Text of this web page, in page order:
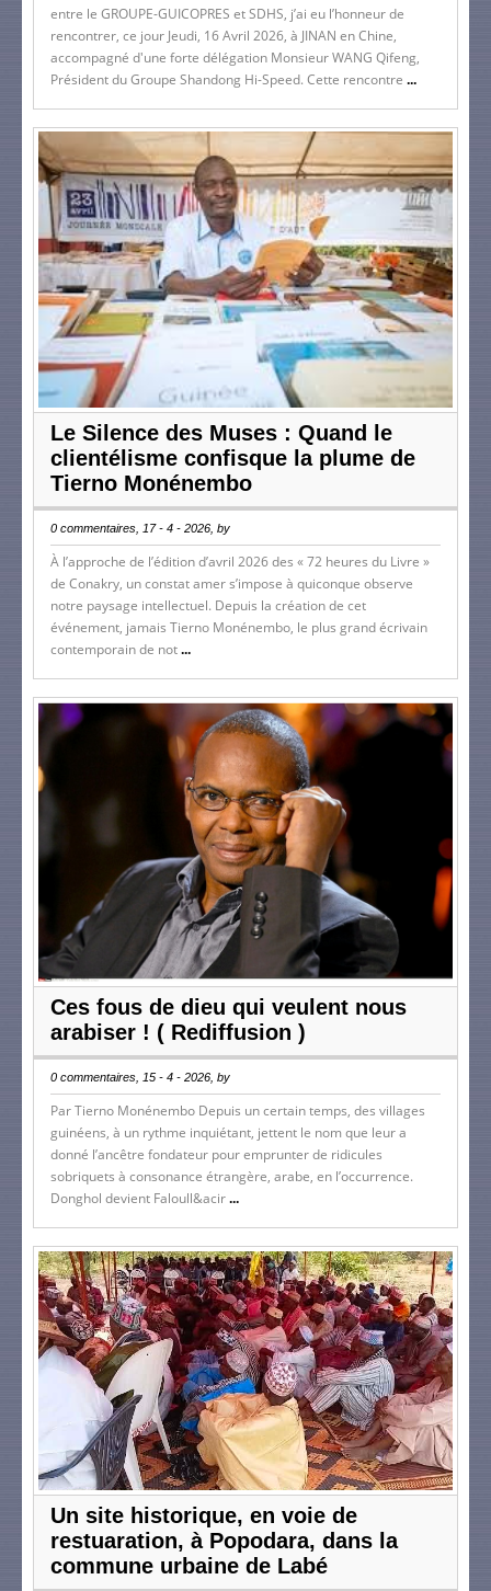
entre le GROUPE-GUICOPRES et SDHS, j’ai eu l’honneur de
rencontrer, ce jour Jeudi, 16 Avril 2026, à JINAN en Chine,
accompagné d'une forte délégation Monsieur WANG Qifeng,
Président du Groupe Shandong Hi-Speed. Cette rencontre ...
Le Silence des Muses : Quand le
clientélisme confisque la plume de
Tierno Monénembo
0 commentaires, 17 - 4 - 2026, by
À l’approche de l’édition d’avril 2026 des « 72 heures du Livre »
de Conakry, un constat amer s’impose à quiconque observe
notre paysage intellectuel. Depuis la création de cet
événement, jamais Tierno Monénembo, le plus grand écrivain
contemporain de not...
Ces fous de dieu qui veulent nous
arabiser ! ( Rediffusion )
0 commentaires, 15 - 4 - 2026, by
Par Tierno Monénembo Depuis un certain temps, des villages
guinéens, à un rythme inquiétant, jettent le nom que leur a
donné l’ancêtre fondateur pour emprunter de ridicules
sobriquets à consonance étrangère, arabe, en l’occurrence.
Donghol devient Faloull&acir...
Un site historique, en voie de
restuaration, à Popodara, dans la
commune urbaine de Labé